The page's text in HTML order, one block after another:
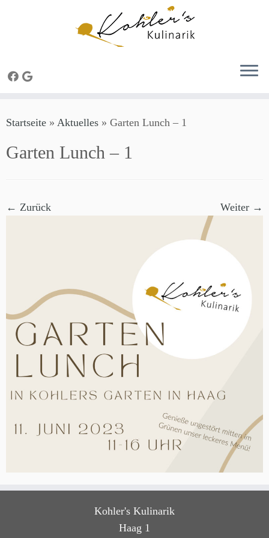
Inhalt
Startseite » Aktuelles » Garten Lunch – 1
Garten Lunch – 1
← Zurück Weiter →
Kohler's Kulinarik
Haag 1